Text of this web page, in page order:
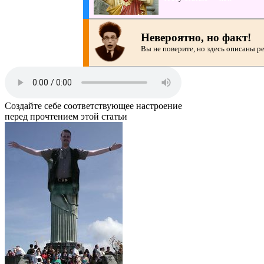
Невероятно, но факт!
Вы не поверите, но здесь описаны
Создайте себе соответствующее настроение
перед прочтением этой статьи